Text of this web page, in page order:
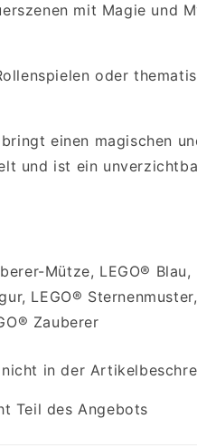
mit Magie und
oder
einen magischen
und ist ein
Mütze, LEGO® Blau,
LEGO®
Zauberer
in der
Teil des Angebots